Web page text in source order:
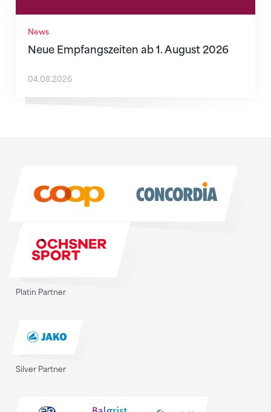
News
Neue Empfangszeiten ab 1. August 2026
04.08.2026
Platin Partner
Silver Partner